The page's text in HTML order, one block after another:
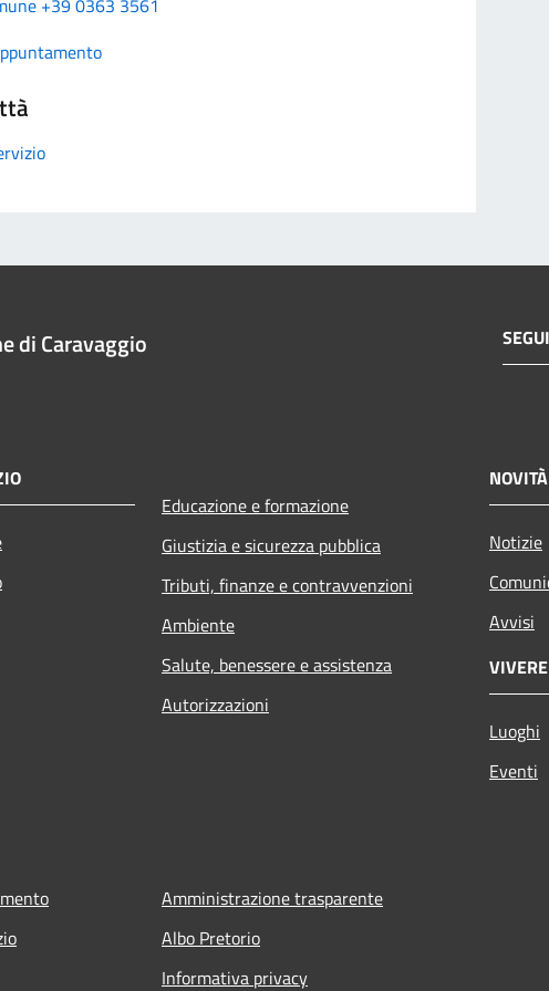
di Caravaggio
Educazione e formazione
Giustizia e sicurezza pubblica
Tributi, finanze e contravvenzioni
Ambiente
Salute, benessere e assistenza
Autorizzazioni
NOVITÀ
Notizie
Avvisi
Luoghi
Eventi
Amministrazione trasparente
Albo Pretorio
Informativa privacy